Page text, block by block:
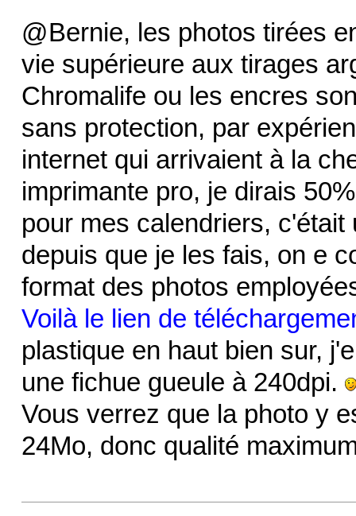
@Bernie, les photos tirées
vie supérieure aux tirages
Chromalife ou les encres
sans protection, par
internet qui arrivaient à la
imprimante pro, je dirais
pour mes calendriers,
depuis que je les fais, on e
format des photos
Voilà le lien de
plastique en haut bien sur,
une fichue gueule à 240dpi.
Vous verrez que la photo y
24Mo, donc qualité